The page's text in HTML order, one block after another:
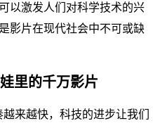
以激发人们对科学技术的兴
影片在现代社会中不可或缺
里的千万影片
来越快，科技的进步让我们